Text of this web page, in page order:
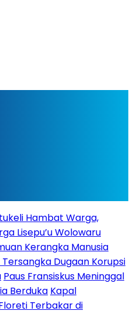
Hambat Warga,
Lisepu’u Wolowaru
Kerangka Manusia
Tersangka Dugaan Korupsi
Paus Fransiskus Meninggal
Berduka Kapal
Terbakar di